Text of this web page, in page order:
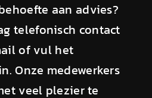
aan advies?
telefonisch contact
of vul het
Onze medewerkers
veel plezier te